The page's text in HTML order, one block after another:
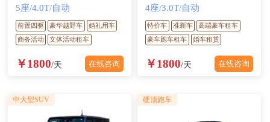
5座/4.0T/自动
前置四驱 豪华越野车
婚礼用车
商务活动
文体活动租车
￥1800/天 在线咨询
4座/3.0T/自动
特价车 准新车
高端豪车租车
豪车跑车租车
婚车租赁
￥1800/天 在线咨询
中大型SUV 硬顶跑车